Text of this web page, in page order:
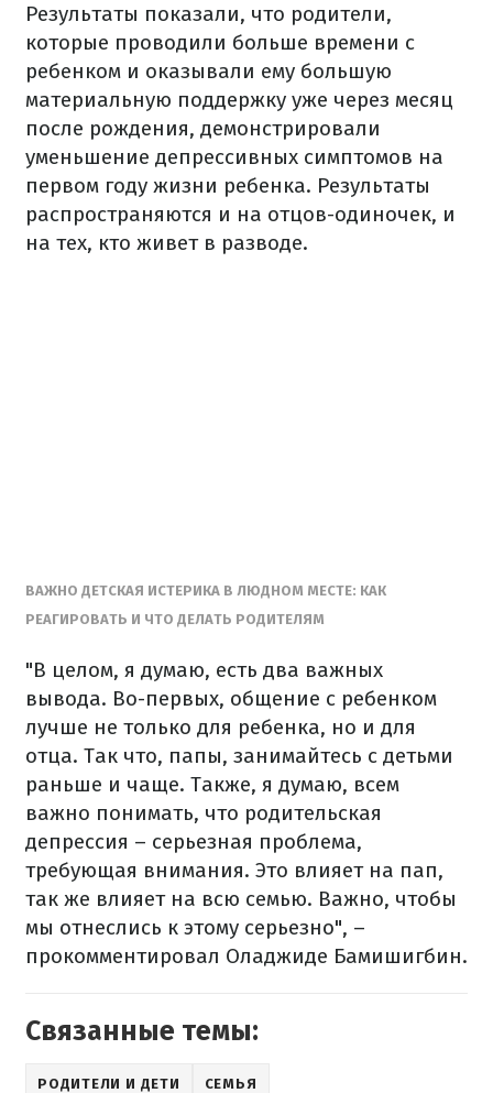
Результаты показали, что родители,
которые проводили больше времени с
ребенком и оказывали ему большую
материальную поддержку уже через месяц
после рождения, демонстрировали
уменьшение депрессивных симптомов на
первом году жизни ребенка. Результаты
распространяются и на отцов-одиночек, и
на тех, кто живет в разводе.
ВАЖНО ДЕТСКАЯ ИСТЕРИКА В ЛЮДНОМ МЕСТЕ: КАК
РЕАГИРОВАТЬ И ЧТО ДЕЛАТЬ РОДИТЕЛЯМ
"В целом, я думаю, есть два важных
вывода. Во-первых, общение с ребенком
лучше не только для ребенка, но и для
отца. Так что, папы, занимайтесь с детьми
раньше и чаще. Также, я думаю, всем
важно понимать, что родительская
депрессия – серьезная проблема,
требующая внимания. Это влияет на пап,
так же влияет на всю семью. Важно, чтобы
мы отнеслись к этому серьезно", –
прокомментировал Оладжиде Бамишигбин.
Связанные темы:
РОДИТЕЛИ И ДЕТИ СЕМЬЯ